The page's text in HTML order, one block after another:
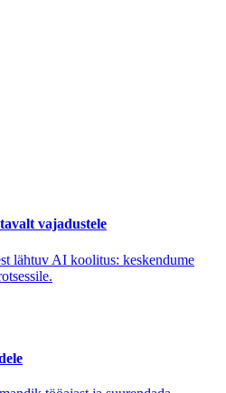
vajadustele
lähtuv AI koolitus: keskendume